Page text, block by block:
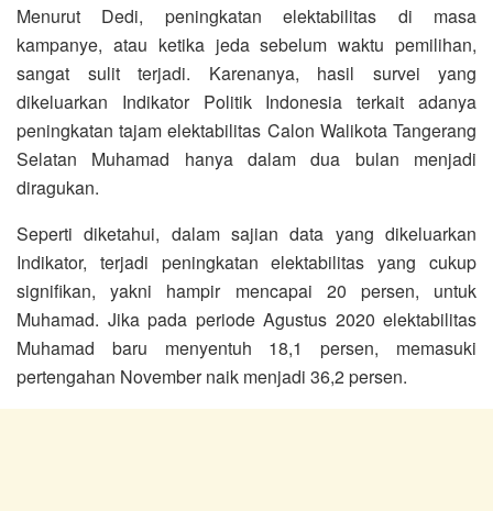
Menurut Dedi, peningkatan elektabilitas di masa
kampanye, atau ketika jeda sebelum waktu pemilihan,
sangat sulit terjadi. Karenanya, hasil survei yang
dikeluarkan Indikator Politik Indonesia terkait adanya
peningkatan tajam elektabilitas Calon Walikota Tangerang
Selatan Muhamad hanya dalam dua bulan menjadi
diragukan.
Seperti diketahui, dalam sajian data yang dikeluarkan
Indikator, terjadi peningkatan elektabilitas yang cukup
signifikan, yakni hampir mencapai 20 persen, untuk
Muhamad. Jika pada periode Agustus 2020 elektabilitas
Muhamad baru menyentuh 18,1 persen, memasuki
pertengahan November naik menjadi 36,2 persen.